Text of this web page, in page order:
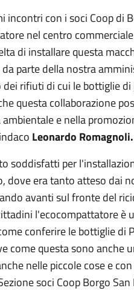
incontri con i soci Coop di
nel centro
di installare questa
parte della nostra
rifiuti di cui le bottiglie
questa collaborazione
e nella
Leonardo Romagnoli.
soddisfatti per
dove era tanto atteso dai
avanti sul fronte del
l'ecocompattatore è
conferire le bottiglie di
come questa sono anche
nelle piccole cose e
soci Coop Borgo